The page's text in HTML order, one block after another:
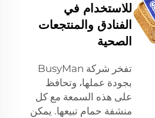
للاستخدام في
الفنادق والمنتجعات
الصحية
تفخر شركة BusyMan
بجودة عملها، وتحافظ
على هذه السمعة مع كل
منشفة حمام تبيعها. يمكن